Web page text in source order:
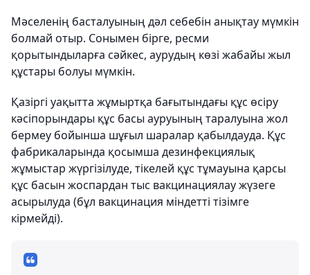
Мәселенің басталуының дәл себебін анықтау мүмкін
болмай отыр. Сонымен бірге, ресми
қорытындыларға сәйкес, аурудың көзі жабайы жыл
құстары болуы мүмкін.
Қазіргі уақытта жұмыртқа бағытындағы құс өсіру
кәсіпорындары құс басы ауруының таралуына жол
бермеу бойынша шұғыл шаралар қабылдауда. Құс
фабрикаларында қосымша дезинфекциялық
жұмыстар жүргізілуде, тікелей құс тұмауына қарсы
құс басын жоспардан тыс вакцинациялау жүзеге
асырылуда (бұл вакцинация міндетті тізімге
кірмейді).